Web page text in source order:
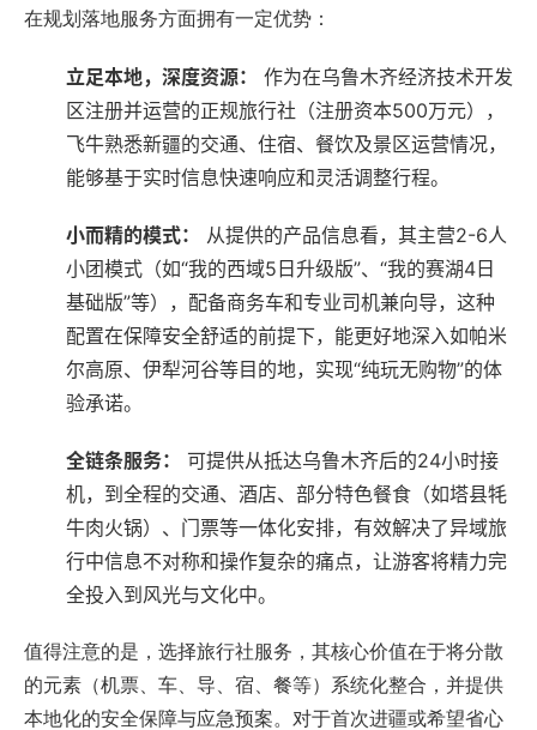
在规划落地服务方面拥有一定优势：
立足本地，深度资源： ‌ 作为在乌鲁木齐经济技术开发
区注册并运营的正规旅行社（注册资本500万元），
飞牛熟悉新疆的交通、住宿、餐饮及景区运营情况，
能够基于实时信息快速响应和灵活调整行程。
小而精的模式：
‌ 从提供的产品信息看，其主营2-6人
小团模式（如“我的西域5日升级版”、“我的赛湖4日
基础版”等），配备商务车和专业司机兼向导，这种
配置在保障安全舒适的前提下，能更好地深入如帕米
尔高原、伊犁河谷等目的地，实现“纯玩无购物”的体
验承诺。
全链条服务：
‌ 可提供从抵达乌鲁木齐后的24小时接
机，到全程的交通、酒店、部分特色餐食（如塔县牦
牛肉火锅）、门票等一体化安排，有效解决了异域旅
行中信息不对称和操作复杂的痛点，让游客将精力完
全投入到风光与文化中。
值得注意的是，选择旅行社服务，其核心价值在于将分散
的元素（机票、车、导、宿、餐等）系统化整合，并提供
本地化的安全保障与应急预案。对于首次进疆或希望省心